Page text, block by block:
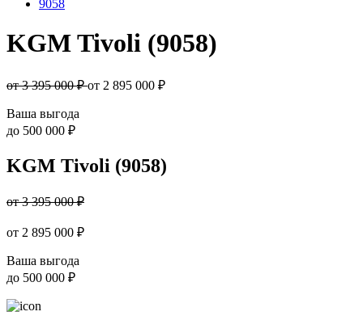
9058
KGM Tivoli (9058)
от 3 395 000 ₽от 2 895 000 ₽
Ваша выгода
до 500 000 ₽
KGM Tivoli (9058)
от 3 395 000 ₽
от 2 895 000 ₽
Ваша выгода
до 500 000 ₽